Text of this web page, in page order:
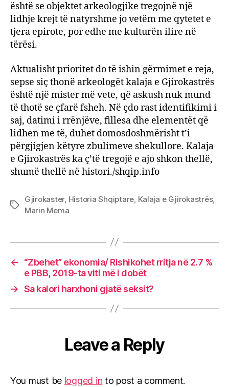
është se objektet arkeologjike tregojnë një
lidhje krejt të natyrshme jo vetëm me qytetet e
tjera epirote, por edhe me kulturën ilire në
tërësi.
Aktualisht prioritet do të ishin gërmimet e reja,
sepse siç thonë arkeologët kalaja e Gjirokastrës
është një mister më vete, që askush nuk mund
të thotë se çfarë fsheh. Në çdo rast identifikimi i
saj, datimi i rrënjëve, fillesa dhe elementët që
lidhen me të, duhet domosdoshmërisht t’i
përgjigjen këtyre zbulimeve shekullore. Kalaja
e Gjirokastrës ka ç’të tregojë e ajo shkon thellë,
shumë thellë në histori./shqip.info
Tags
Gjirokaster, Historia Shqiptare Kalaja e Gjirokastrës,
Marin Mema
←
“Zbehet” ekonomia/ Rishikohet rritja në 2.7 %
e PBB, 2019-ta viti më i dobët
→ Sa kalori harxhoni gjatë seksit?
Leave a Reply
You must be logged in to post a comment.